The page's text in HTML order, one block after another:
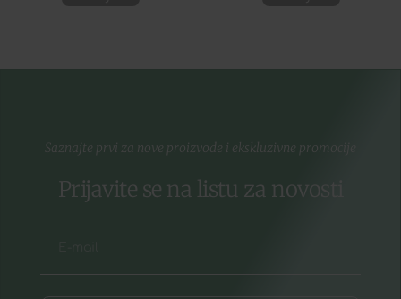
Saznajte prvi za nove proizvode i ekskluzivne promocije
Prijavite se na listu za novosti